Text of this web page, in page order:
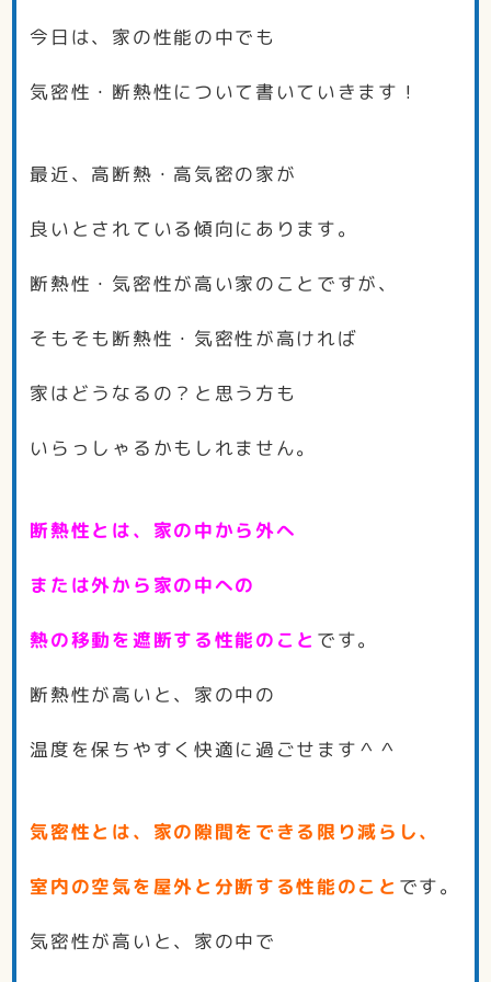
今日は、家の性能の中でも
気密性・断熱性について書いていきます！
最近、高断熱・高気密の家が
良いとされている傾向にあります。
断熱性・気密性が高い家のことですが、
そもそも断熱性・気密性が高ければ
家はどうなるの？と思う方も
いらっしゃるかもしれません。
断熱性とは、家の中から外へ
または外から家の中への
熱の移動を遮断する性能のこと です。
断熱性が高いと、家の中の
温度を保ちやすく快適に過ごせます＾＾
気密性とは、家の隙間をできる限り減らし、
室内の空気を屋外と分断する性能のこと です。
気密性が高いと、家の中で